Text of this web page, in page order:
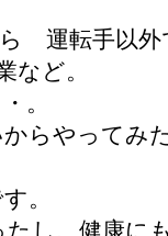
運転手以外
など。
。
らやってみ
。
し、健康に